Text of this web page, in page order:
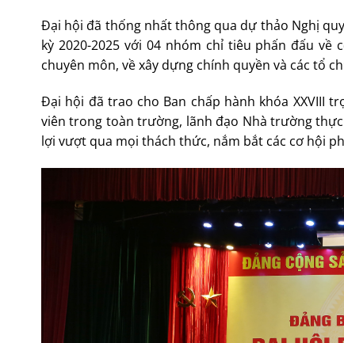
Đại hội đã thống nhất thông qua dự thảo Nghị
kỳ 2020-2025 với 04 nhóm chỉ tiêu phấn đấu
chuyên môn, về xây dựng chính quyền và các tổ
Đại hội đã trao cho Ban chấp hành khóa XXVIII
viên trong toàn trường, lãnh đạo Nhà trường
lợi vượt qua mọi thách thức, nắm bắt các cơ hội